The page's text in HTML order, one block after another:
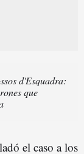
d'Esquadra:
que
el caso a los